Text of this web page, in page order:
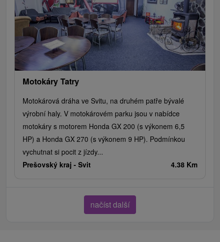
Motokáry Tatry
Motokárová dráha ve Svitu, na druhém patře bývalé
výrobní haly. V motokárovém parku jsou v nabídce
motokáry s motorem Honda GX 200 (s výkonem 6,5
HP) a Honda GX 270 (s výkonem 9 HP). Podmínkou
vychutnat si pocit z jízdy...
Prešovský kraj - Svit 4.38 Km
načíst další